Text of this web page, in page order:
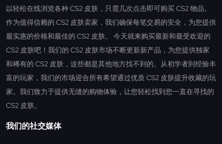
以轻松在线浏览各种 CS2 皮肤，只需几次点击即可购买 CS2 物品。
作为值得信赖的 CS2 皮肤卖家，我们确保每笔交易的安全，为您提供
最实惠的价格和最佳的 CS2 皮肤。 今天就来购买最新和最受欢迎的
CS2 皮肤吧！我们的 CS2 皮肤市场不断更新新产品，为您提供独家
和稀有的 CS2 皮肤，这些都是其他地方找不到的。从初学者到经验丰
富的玩家，我们的市场迎合所有希望通过优质 CS2 皮肤提升收藏的玩
家。我们致力于提供无缝的购物体验，让您轻松找到您一直在寻找的
CS2 皮肤。
我们的社交媒体